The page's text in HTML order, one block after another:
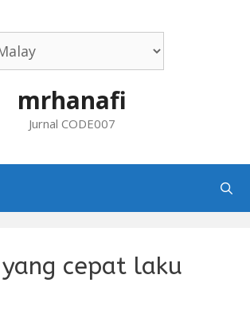
mrhanafi
Jurnal CODE007
cepat laku